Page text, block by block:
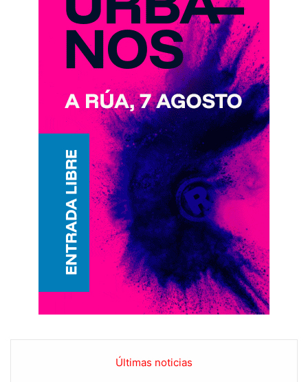
Últimas noticias